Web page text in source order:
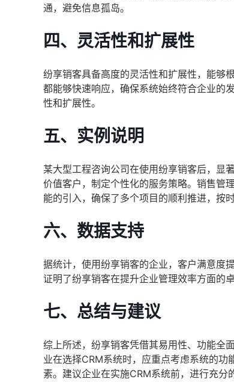
通，避免信息孤岛。
四、灵活性和扩展性
纷享销客具备高度的灵活性和扩展性，能够
都能够快速响应，确保系统始终符合企业的
性和扩展性。
五、实例说明
某大型工程咨询公司在使用纷享销客后，显
价值客户，制定个性化的服务策略。销售管
能的引入，确保了多个项目的顺利推进，按
六、数据支持
据统计，使用纷享销客的企业，客户满意度
证明了纷享销客在提升企业管理效率方面的卓
七、总结与建议
综上所述，纷享销客凭借其易用性、功能全
业在选择CRM系统时，应重点考虑系统的
素。建议企业在实施CRM系统前，进行充分